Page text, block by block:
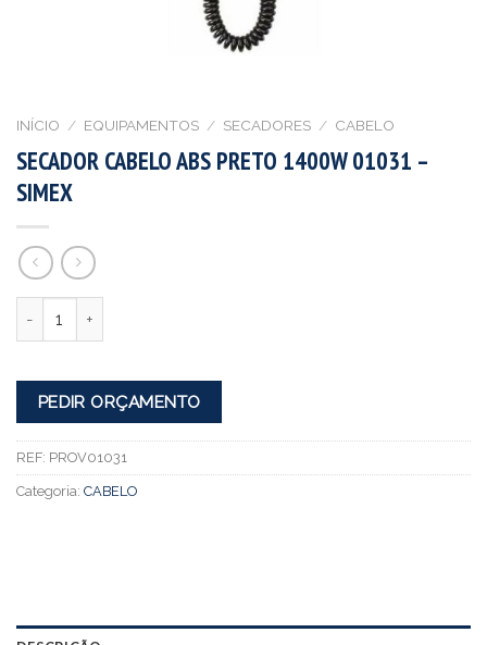
INÍCIO / EQUIPAMENTOS / SECADORES / CABELO
SECADOR CABELO ABS PRETO 1400W 01031 –
SIMEX
PEDIR ORÇAMENTO
REF: PROV01031
Categoria: CABELO